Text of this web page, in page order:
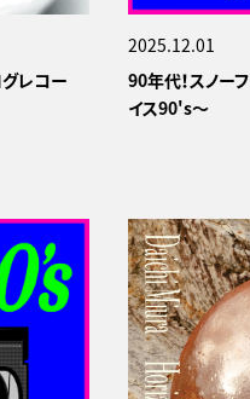
レコー
2025.12.01
90年代！スノ
イス90's～